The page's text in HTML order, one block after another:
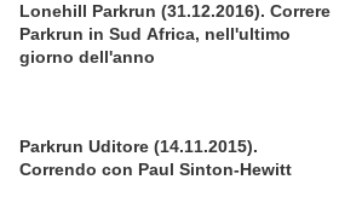
Lonehill Parkrun (31.12.2016). Correre
Parkrun in Sud Africa, nell'ultimo
giorno dell'anno
Parkrun Uditore (14.11.2015).
Correndo con Paul Sinton-Hewitt